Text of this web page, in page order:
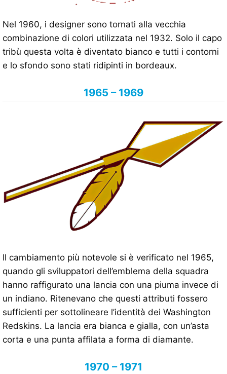
Nel 1960, i designer sono tornati alla vecchia
combinazione di colori utilizzata nel 1932. Solo il capo
tribù questa volta è diventato bianco e tutti i contorni
e lo sfondo sono stati ridipinti in bordeaux.
1965 – 1969
Il cambiamento più notevole si è verificato nel 1965,
quando gli sviluppatori dell’emblema della squadra
hanno raffigurato una lancia con una piuma invece di
un indiano. Ritenevano che questi attributi fossero
sufficienti per sottolineare l’identità dei Washington
Redskins. La lancia era bianca e gialla, con un’asta
corta e una punta affilata a forma di diamante.
1970 – 1971